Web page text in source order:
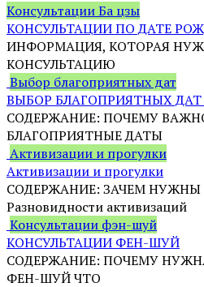
Консультации Ба цзы
КОНСУЛЬТАЦИИ ПО ДАТЕ
ИНФОРМАЦИЯ, КОТОРАЯ
КОНСУЛЬТАЦИЮ
Выбор благоприятных дат
ВЫБОР БЛАГОПРИЯТНЫХ ДАТ
СОДЕРЖАНИЕ: ПОЧЕМУ
БЛАГОПРИЯТНЫЕ ДАТЫ
Активизации и прогулки
Активизации и прогулки
СОДЕРЖАНИЕ: ЗАЧЕМ
Разновидности активизаций
Консультации фэн-шуй
КОНСУЛЬТАЦИИ ФЕН-ШУЙ
СОДЕРЖАНИЕ: ПОЧЕМУ
ФЕН-ШУЙ ЧТО